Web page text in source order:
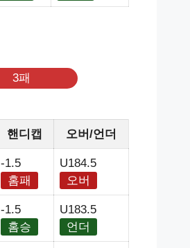
3패
핸디캡 오버/언더
-1.5
홈패
U184.5
오버
-1.5
홈승
U183.5
언더